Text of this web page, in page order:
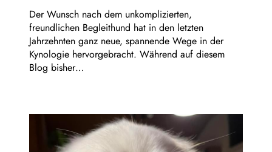
Der Wunsch nach dem unkomplizierten,
freundlichen Begleithund hat in den letzten
Jahrzehnten ganz neue, spannende Wege in der
Kynologie hervorgebracht. Während auf diesem
Blog bisher…